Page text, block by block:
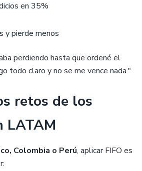
en 35%
y pierde menos
perdiendo hasta que ordené el
todo claro y no se me vence nada."
retos de los
LATAM
Colombia o Perú, aplicar FIFO es